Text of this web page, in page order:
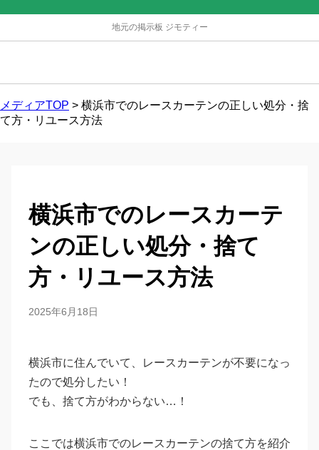
地元の掲示板 ジモティー
メディアTOP > 横浜市でのレースカーテンの正しい処分・捨
て方・リユース方法
横浜市でのレースカーテ
ンの正しい処分・捨て
方・リユース方法
2025年6月18日
横浜市に住んでいて、レースカーテンが不要になっ
たので処分したい！
でも、捨て方がわからない…！
ここでは横浜市でのレースカーテンの捨て方を紹介